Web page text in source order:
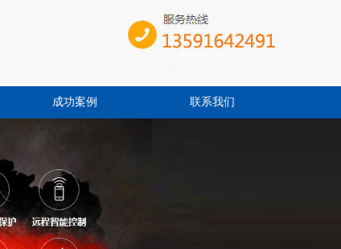
成功案例 联系我们